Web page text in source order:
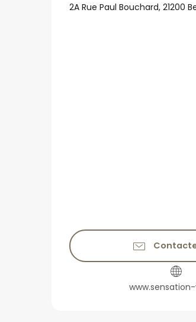
2A Rue Paul Bouchard, 21200